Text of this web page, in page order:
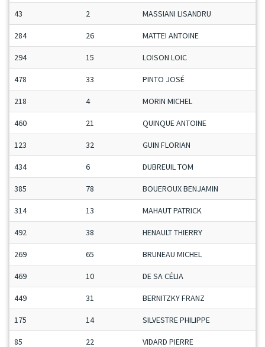
43 2 MASSIANI LISANDRU
284 26 MATTEI ANTOINE
294 15 LOISON LOIC
478 33 PINTO JOSÉ
218 4 MORIN MICHEL
460 21 QUINQUE ANTOINE
123 32 GUIN FLORIAN
434 6 DUBREUIL TOM
385 78 BOUEROUX BENJAMIN
314 13 MAHAUT PATRICK
492 38 HENAULT THIERRY
269 65 BRUNEAU MICHEL
469 10 DE SA CÉLIA
449 31 BERNITZKY FRANZ
175 14 SILVESTRE PHILIPPE
85 22 VIDARD PIERRE